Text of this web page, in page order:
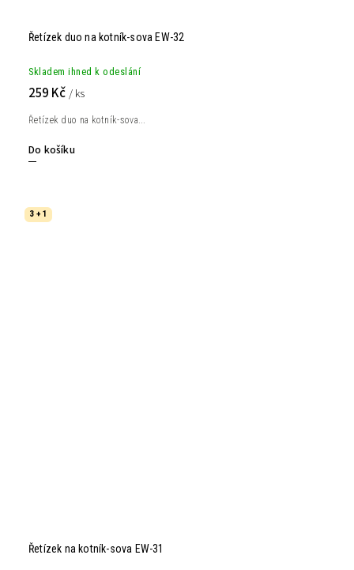
Řetízek duo na kotník-sova EW-32
Skladem ihned k odeslání
259 Kč / ks
Do košíku
Řetízek duo na kotník-sova...
3 + 1
Řetízek na kotník-sova EW-31